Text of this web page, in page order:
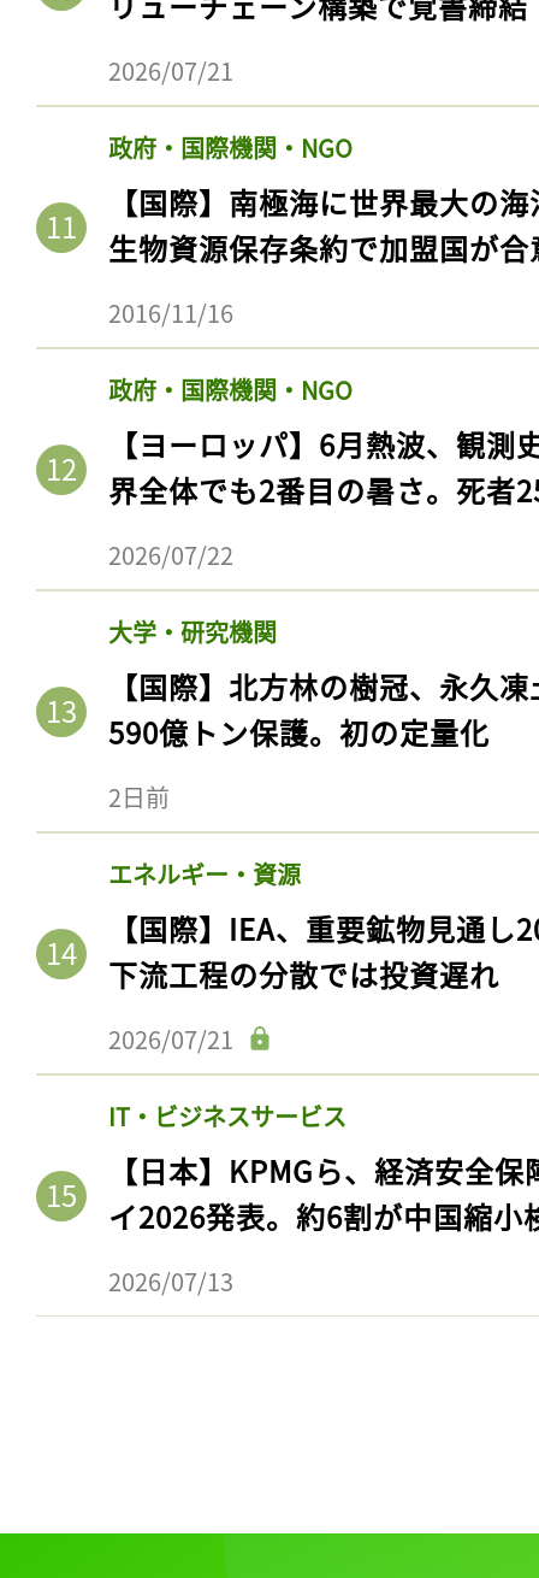
2026/07/21
政府・国際機関・NGO
【国際】南極海に世界最大の
生物資源保存条約で加盟国が合
2016/11/16
政府・国際機関・NGO
【ヨーロッパ】6月熱波、観
界全体でも2番目の暑さ。死者
2026/07/22
大学・研究機関
【国際】北方林の樹冠、永久
590億トン保護。初の定量化
2日前
エネルギー・資源
【国際】IEA、重要鉱物見通
下流工程の分散では投資遅れ
2026/07/21
IT・ビジネスサービス
【日本】KPMGら、経済安全
イ2026発表。約6割が中国縮小
2026/07/13
記事をお気に入りに
ログインが必
会員登録